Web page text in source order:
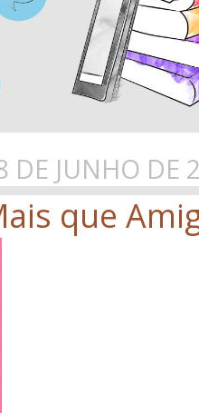
DE JUNHO DE
que